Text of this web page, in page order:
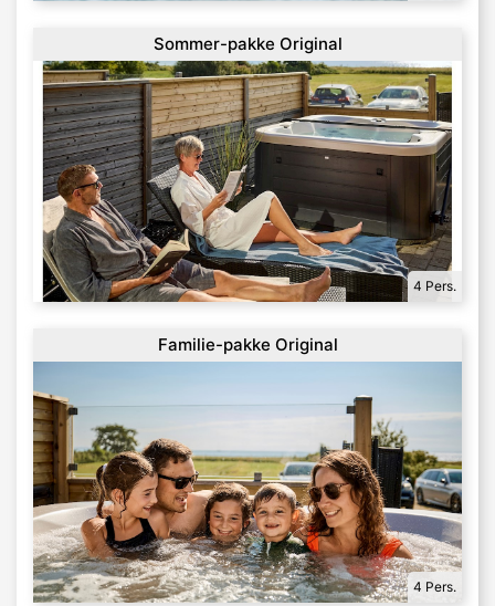
Sommer-pakke Original
4 Pers.
Familie-pakke Original
4 Pers.